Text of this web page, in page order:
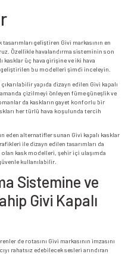
geliştiren Givi markasının en
Özellikle havalandırma sisteminin son
kasklar üç hava girişine ve iki hava
bu modelleri şimdi inceleyin.
yapıda dizayn edilen Givi kapalı
çizilmeyi önleyen füme güneşlik ve
da kaskların gayet konforlu bir
her türlü hava koşulunda tercih
eden alternatifler sunan Givi kapalı kasklar
ile dizayn edilen tasarımları da
kask modelleri, şehir içi ulaşımda
kullanılabilir.
Sistemine ve
Givi Kapalı
de rotasını Givi markasının imzasını
rahatsız edebilecek sesleri arındıran